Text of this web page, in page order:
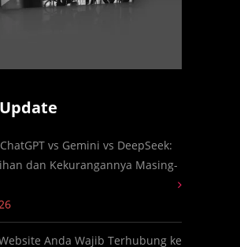
vs Gemini vs DeepSeek:
dan Kekurangannya Masing-
Anda Wajib Terhubung ke